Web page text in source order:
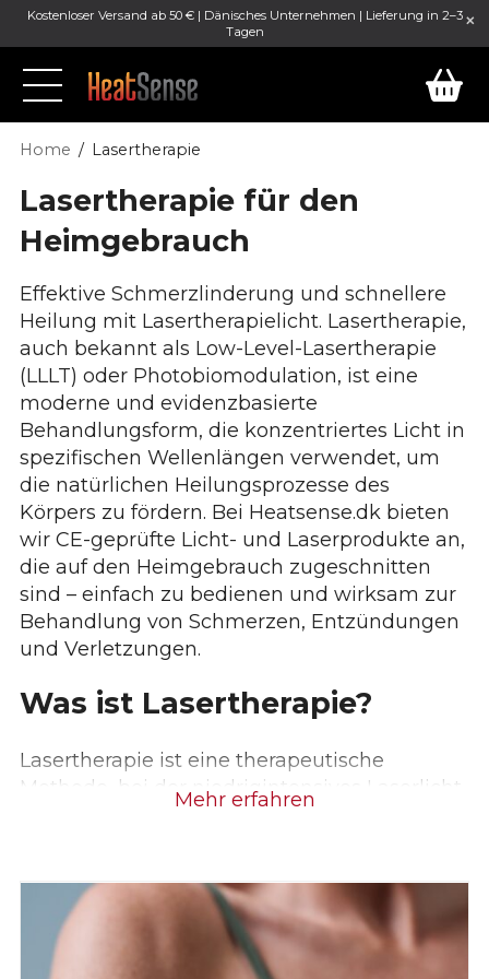
Kostenloser Versand ab 50 € | Dänisches Unternehmen | Lieferung in 2–3
Tagen
Home Lasertherapie
Lasertherapie für den
Heimgebrauch
Effektive Schmerzlinderung und schnellere
Heilung mit Lasertherapielicht. Lasertherapie,
auch bekannt als Low-Level-Lasertherapie
(LLLT) oder Photobiomodulation, ist eine
moderne und evidenzbasierte
Behandlungsform, die konzentriertes Licht in
spezifischen Wellenlängen verwendet, um
die natürlichen Heilungsprozesse des
Körpers zu fördern. Bei Heatsense.dk bieten
wir CE-geprüfte Licht- und Laserprodukte an,
die auf den Heimgebrauch zugeschnitten
sind – einfach zu bedienen und wirksam zur
Behandlung von Schmerzen, Entzündungen
und Verletzungen.
Was ist Lasertherapie?
Lasertherapie ist eine therapeutische
Methode, bei der niedrigintensives Laserlicht
Zellfunktion zu stimulieren. Wenn das Licht
in das Gewebe eindringt, wird es von den
Mitochondrien in den Zellen – den
Mehr erfahren